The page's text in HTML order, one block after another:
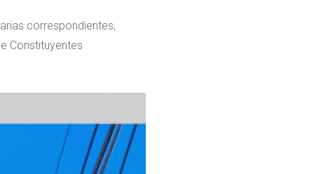
correspondientes,
Constituyentes